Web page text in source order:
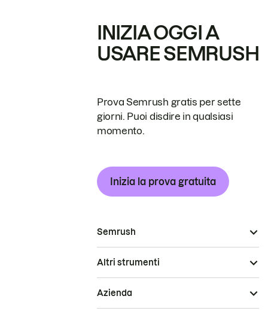
INIZIA OGGI A
USARE SEMRUSH
Prova Semrush gratis per sette
giorni. Puoi disdire in qualsiasi
momento.
Inizia la prova gratuita
Semrush
Altri strumenti
Azienda